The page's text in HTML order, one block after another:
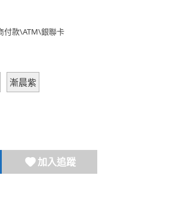
付款\ATM\銀聯卡
漸晨紫
加入追蹤